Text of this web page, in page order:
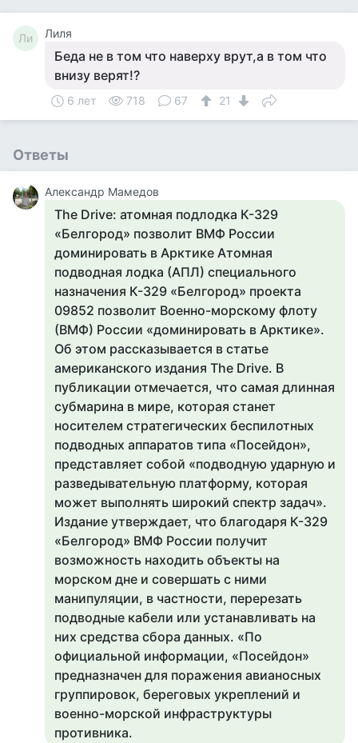
Ли Лиля
Беда не в том что наверху врут,а в том что
внизу верят!?
6 лет 718 67 21
Ответы
Александр Мамедов
The Drive: атомная подлодка К-329
«Белгород» позволит ВМФ России
доминировать в Арктике Атомная
подводная лодка (АПЛ) специального
назначения К-329 «Белгород» проекта
09852 позволит Военно-морскому флоту
(ВМФ) России «доминировать в Арктике».
Об этом рассказывается в статье
американского издания The Drive. В
публикации отмечается, что самая длинная
субмарина в мире, которая станет
носителем стратегических беспилотных
подводных аппаратов типа «Посейдон»,
представляет собой «подводную ударную и
разведывательную платформу, которая
может выполнять широкий спектр задач».
Издание утверждает, что благодаря К-329
«Белгород» ВМФ России получит
возможность находить объекты на
морском дне и совершать с ними
манипуляции, в частности, перерезать
подводные кабели или устанавливать на
них средства сбора данных. «По
официальной информации, «Посейдон»
предназначен для поражения авианосных
группировок, береговых укреплений и
военно-морской инфраструктуры
противника.